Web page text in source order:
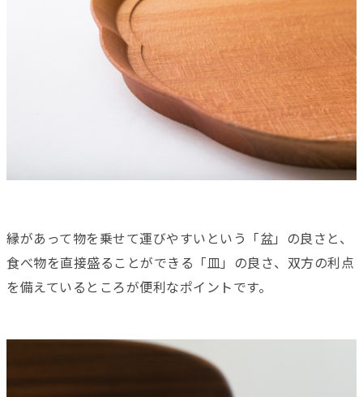
縁があって物を乗せて運びやすいという「盆」の良さと、
食べ物を直接盛ることができる「皿」の良さ、双方の利点
を備えているところが便利なポイントです。